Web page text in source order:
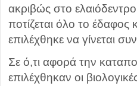
ακριβώς στο
ποτίζεται όλο το
επιλέχθηκε να γίνεται
Σε ό,τι αφορά την
επιλέχθηκαν οι